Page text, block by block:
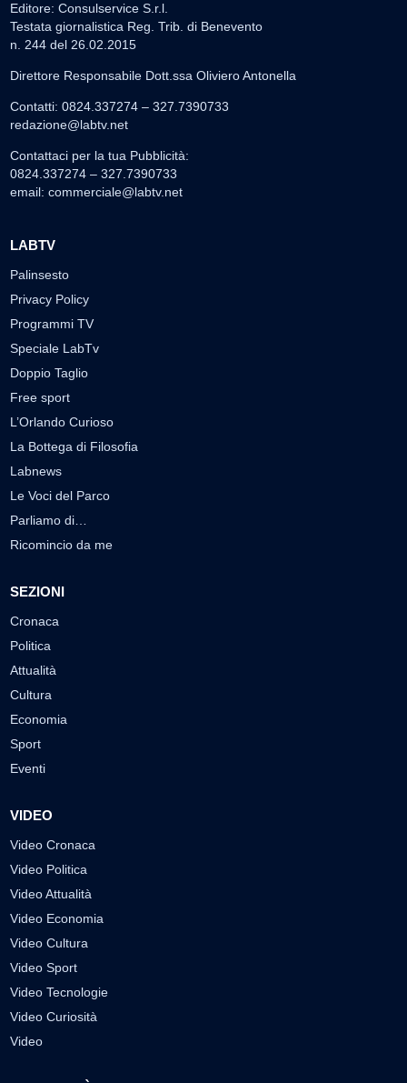
Editore: Consulservice S.r.l.
Testata giornalistica Reg. Trib. di Benevento
n. 244 del 26.02.2015
Direttore Responsabile Dott.ssa Oliviero Antonella
Contatti: 0824.337274 – 327.7390733
redazione@labtv.net
Contattaci per la tua Pubblicità:
0824.337274 – 327.7390733
email: commerciale@labtv.net
LABTV
Palinsesto
Privacy Policy
Programmi TV
Speciale LabTv
Doppio Taglio
Free sport
L’Orlando Curioso
La Bottega di Filosofia
Labnews
Le Voci del Parco
Parliamo di…
Ricomincio da me
SEZIONI
Cronaca
Politica
Attualità
Cultura
Economia
Sport
Eventi
VIDEO
Video Cronaca
Video Politica
Video Attualità
Video Economia
Video Cultura
Video Sport
Video Tecnologie
Video Curiosità
Video